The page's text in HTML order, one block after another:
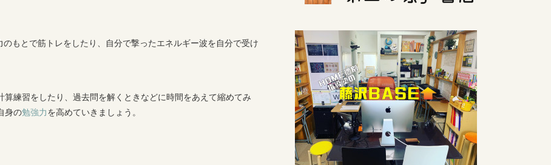
もとで筋トレをしたり、自分で撃ったエネルギー波を自分で受け
練習をしたり、過去問を解くときなどに時間をあえて縮めてみ
身の勉強力を高めていきましょう。